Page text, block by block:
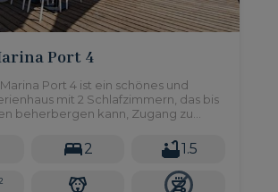
Port 4
Port 4 ist ein schönes und
mit 2 Schlafzimmern, das bis
beherbergen kann, Zugang zu
privaten Resorts Pasito Blanco im
Canaria ist.2 1.5